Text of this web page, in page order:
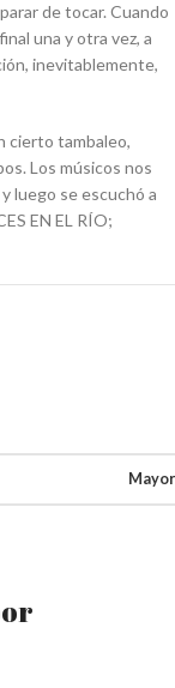
de tocar. Cuando
una y otra vez, a
inevitablemente,
cierto tambaleo,
Los músicos nos
luego se escuchó a
EN EL RÍO;
Mayor